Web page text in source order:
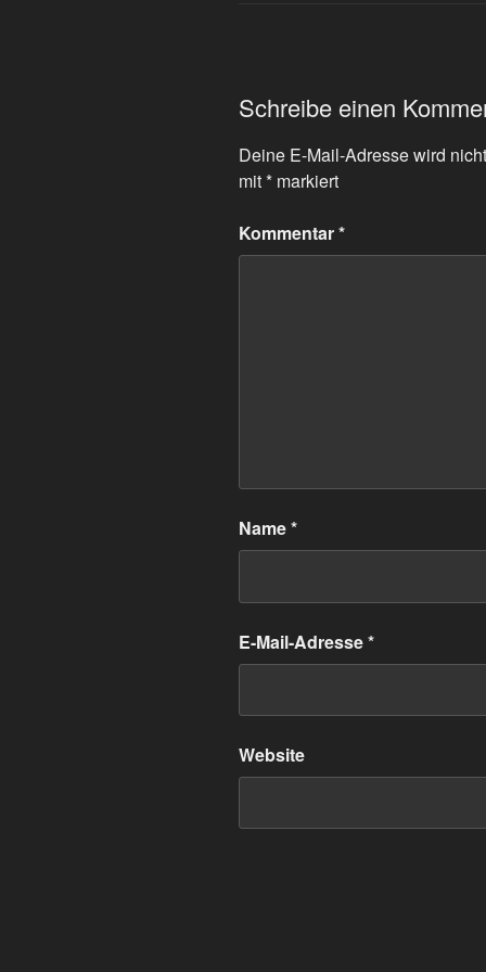
Schreibe einen
Deine E-Mail-Adresse wird
mit* markiert
Kommentar*
Name*
E-Mail-Adresse*
Website